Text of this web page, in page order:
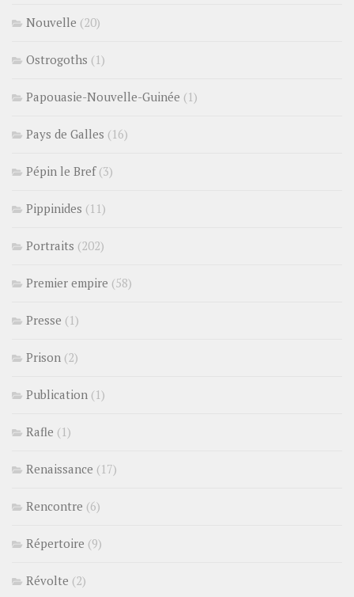
Nouvelle (20)
Ostrogoths (1)
Papouasie-Nouvelle-Guinée (1)
Pays de Galles (16)
Pépin le Bref(3)
Pippinides (11)
Portraits (202)
Premier empire (58)
Presse (1)
Prison (2)
Publication (1)
Rafle (1)
Renaissance (17)
Rencontre (6)
Répertoire (9)
Révolte (2)